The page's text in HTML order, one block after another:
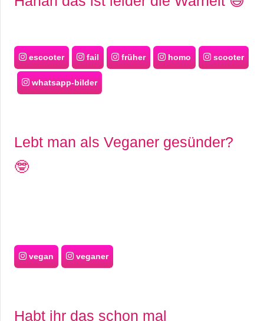
escooter fail früher homo scooter
whatsapp-bilder
Lebt man als Veganer gesünder?
🤓
vegan veganer
Habt ihr das schon mal